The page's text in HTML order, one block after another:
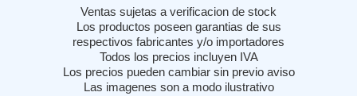
Ventas sujetas a verificacion de stock
Los productos poseen garantias de sus
respectivos fabricantes y/o importadores
Todos los precios incluyen IVA
Los precios pueden cambiar sin previo aviso
Las imagenes son a modo ilustrativo